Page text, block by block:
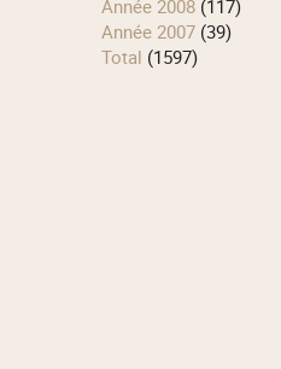
année 2008(117)
année 2007(39)
total (1597)